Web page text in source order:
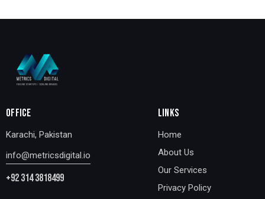
OFFICE
Karachi, Pakistan
info@metricsdigital.io
+92 314 3818499
LINKS
Home
About Us
Our Services
Privacy Policy